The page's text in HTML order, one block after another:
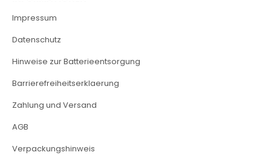
Impressum
Datenschutz
Hinweise zur Batterieentsorgung
Barrierefreiheitserklaerung
Zahlung und Versand
AGB
Verpackungshinweis